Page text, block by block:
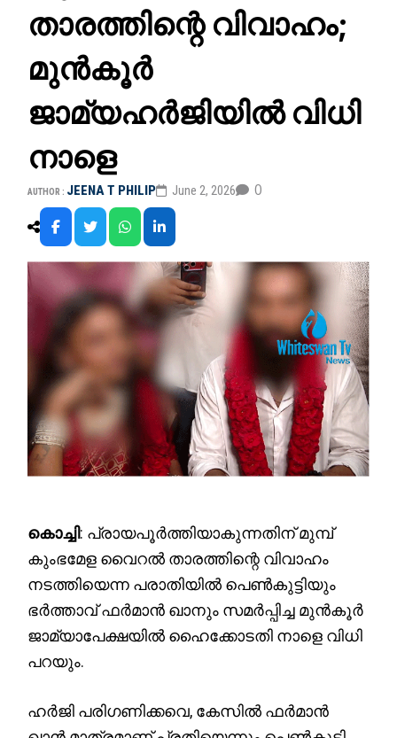
താരത്തിന്റെ വിവാഹം;
മുൻ‌കൂർ
ജാമ്യഹർജിയിൽ വിധി
നാളെ
AUTHOR : JEENA T PHILIP June 2, 2026 0
കൊച്ചി: പ്രായപൂർത്തിയാകുന്നതിന് മുമ്പ്
കുംഭമേള വൈറൽ താരത്തിന്റെ വിവാഹം
നടത്തിയെന്ന പരാതിയിൽ പെൺകുട്ടിയും
ഭർത്താവ് ഫർമാൻ ഖാനും സമർപ്പിച്ച മുൻകൂർ
ജാമ്യാപേക്ഷയിൽ ഹൈക്കോടതി നാളെ വിധി
പറയും.
ഹർജി പരിഗണിക്കവെ, കേസിൽ ഫർമാൻ